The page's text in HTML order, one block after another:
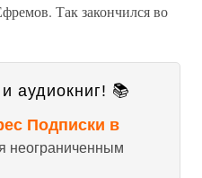
Так закончился во
аудиокниг! 📚
Подписки в
неограниченным